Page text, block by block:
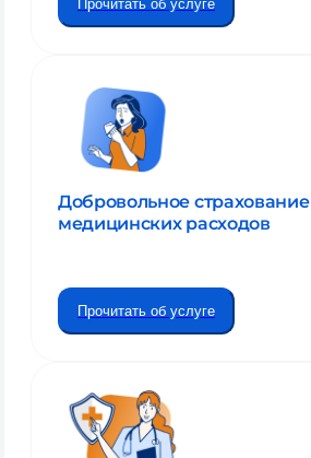
Прочитать об услуге
Добровольное страхование
медицинских расходов
Прочитать об услуге